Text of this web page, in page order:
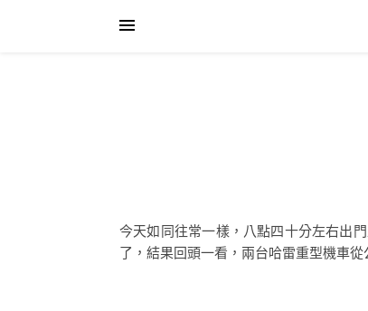
今天如同往常一樣，八點四十分左右出
了，結果回頭一看，兩台哈雷重型機車